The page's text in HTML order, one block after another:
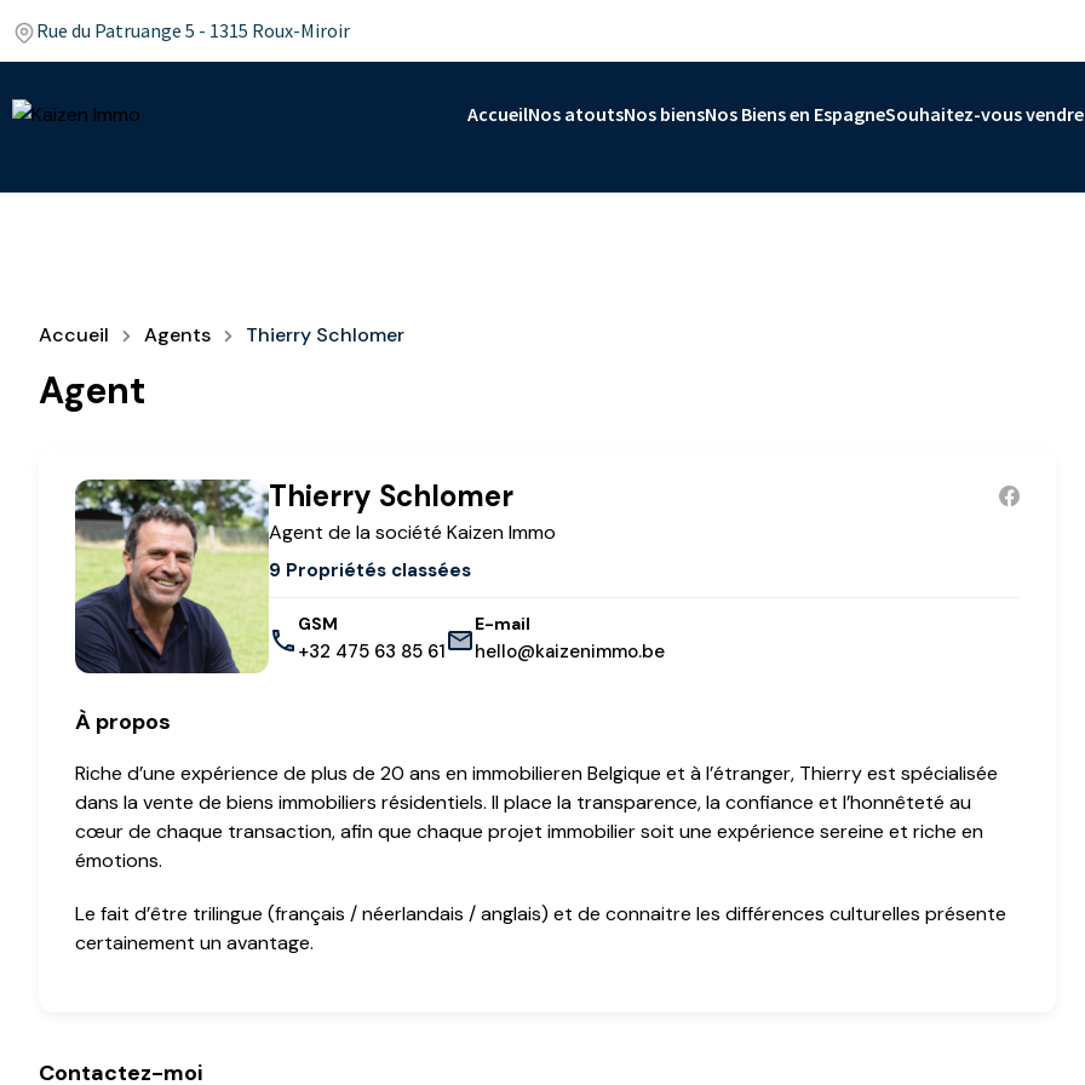
Rue du Patruange 5 - 1315 Roux-Miroir
AccueilNos atoutsNos biensNos Biens en EspagneSouhaitez-vous vendre
Accueil Agents Thierry Schlomer
Agent
Thierry Schlomer
Agent de la société Kaizen Immo
9 Propriétés classées
GSM
+32 475 63 85 61
E-mail
hello@kaizenimmo.be
À propos
Riche d’une expérience de plus de 20 ans en immobilieren Belgique et à l’étranger, Thierry est spécialisée
dans la vente de biens immobiliers résidentiels. Il place la transparence, la confiance et l’honnêteté au
cœur de chaque transaction, afin que chaque projet immobilier soit une expérience sereine et riche en
émotions.
Le fait d’être trilingue (français / néerlandais / anglais) et de connaitre les différences culturelles présente
certainement un avantage.
Contactez-moi